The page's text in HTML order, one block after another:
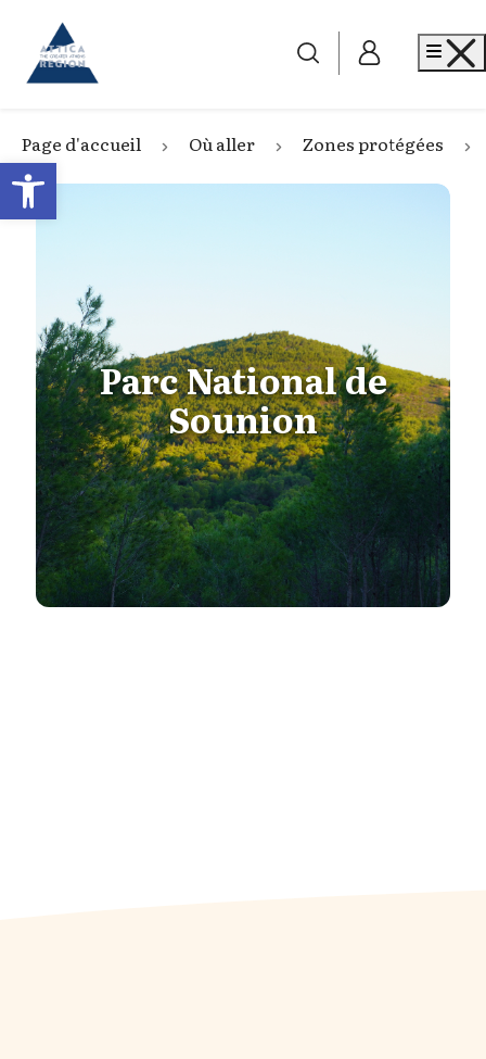
Open toolbar
Go to home
Page d'accueil Où aller Zones protégées
Parc National de
Sounion